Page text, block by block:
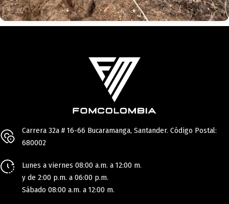
Carrera 32a # 16-66 Bucaramanga, Santander. Código Postal:
680002
Lunes a viernes 08:00 a.m. a 12:00 m.
y de 2:00 p.m. a 06:00 p.m.
Sábado 08:00 a.m. a 12:00 m.